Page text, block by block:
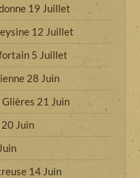
19 Juillet
12 Juillet
5 Juillet
28 Juin
Glières 21 Juin
Juin
14 Juin